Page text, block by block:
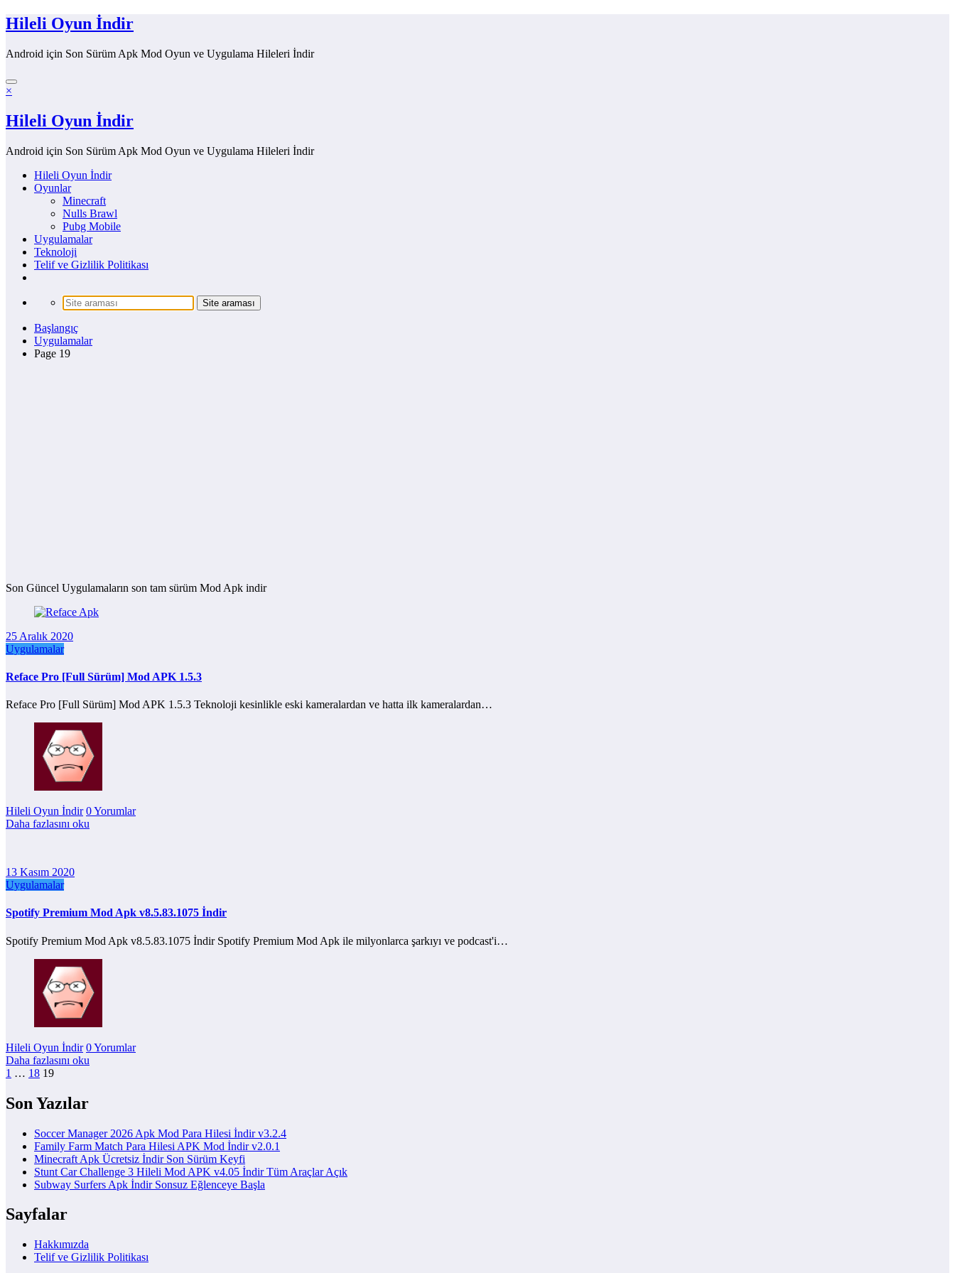
İçeriğe
atla
Hileli Oyun İndir
Android için Son Sürüm Apk Mod Oyun ve Uygulama Hileleri İndir
×
Hileli Oyun İndir
Android için Son Sürüm Apk Mod Oyun ve Uygulama Hileleri İndir
Hileli Oyun İndir
Oyunlar
Minecraft
Nulls Brawl
Pubg Mobile
Uygulamalar
Teknoloji
Telif ve Gizlilik Politikası
Başlangıç
Uygulamalar
Page 19
Son Güncel Uygulamaların son tam sürüm Mod Apk indir
25 Aralık 2020
Uygulamalar
Reface Pro [Full Sürüm] Mod APK 1.5.3
Reface Pro [Full Sürüm] Mod APK 1.5.3 Teknoloji kesinlikle eski kameralardan ve hatta ilk kameralardan…
Hileli Oyun İndir 0 Yorumlar
Daha fazlasını oku
13 Kasım 2020
Uygulamalar
Spotify Premium Mod Apk v8.5.83.1075 İndir
Spotify Premium Mod Apk v8.5.83.1075 İndir Spotify Premium Mod Apk ile milyonlarca şarkıyı ve podcast'i…
Hileli Oyun İndir 0 Yorumlar
Daha fazlasını oku
Yazı
sayfalaması
1 … 18 19
Son Yazılar
Soccer Manager 2026 Apk Mod Para Hilesi İndir v3.2.4
Family Farm Match Para Hilesi APK Mod İndir v2.0.1
Minecraft Apk Ücretsiz İndir Son Sürüm Keyfi
Stunt Car Challenge 3 Hileli Mod APK v4.05 İndir Tüm Araçlar Açık
Subway Surfers Apk İndir Sonsuz Eğlenceye Başla
Sayfalar
Hakkımızda
Telif ve Gizlilik Politikası